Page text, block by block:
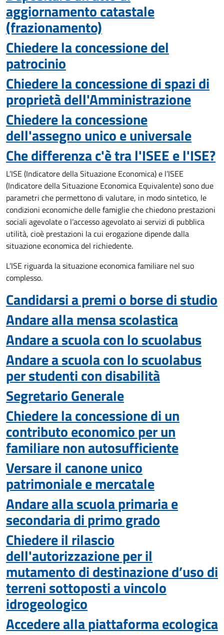
aggiornamento catastale
(frazionamento)
Chiedere la concessione del
patrocinio
Chiedere la concessione di spazi di
proprietà dell'Amministrazione
Chiedere la concessione
dell'assegno unico e universale
Che differenza c'è tra l'ISEE e l'ISE?
L’ISE (Indicatore della Situazione Economica) e l’ISEE
(Indicatore della Situazione Economica Equivalente) sono due
parametri che permettono di valutare, in modo sintetico, le
condizioni economiche delle famiglie che chiedono prestazioni
sociali agevolate o l’accesso agevolato ai servizi di pubblica
utilità, cioè prestazioni la cui erogazione dipende dalla
situazione economica del richiedente.
L’ISE riguarda la situazione economica familiare nel suo
complesso.
Candidarsi a premi o borse di studio
Andare alla mensa scolastica
Andare a scuola con lo scuolabus
Andare a scuola con lo scuolabus
per studenti con disabilità
Segretario Generale
Chiedere la concessione di un
contributo economico per un
familiare non autosufficiente
Versare il canone unico
patrimoniale e mercatale
Andare alla scuola primaria e
secondaria di primo grado
Chiedere il rilascio
dell'autorizzazione per il
mutamento di destinazione d’uso di
terreni sottoposti a vincolo
idrogeologico
Accedere alla piattaforma ecologica